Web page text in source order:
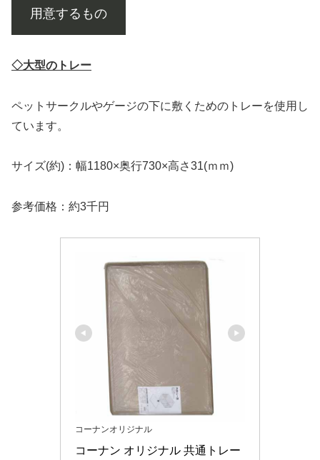
用意するもの
◇大型のトレー
ペットサークルやゲージの下に敷くためのトレーを使用し
ています。
サイズ(約)：幅1180×奥行730×高さ31(ｍｍ)
参考価格：約3千円
コーナンオリジナル
コーナン オリジナル 共通トレー